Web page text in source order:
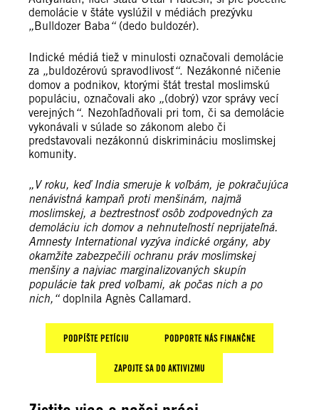
demolácie v štáte vyslúžil v médiách prezývku
„Bulldozer Baba “(dedo buldozér).
Indické médiá tiež v minulosti označovali demolácie
za „buldozérovú spravodlivosť“. Nezákonné ničenie
domov a podnikov, ktorými štát trestal moslimskú
populáciu, označovali ako „(dobrý) vzor správy vecí
verejných “. Nezohľadňovali pri tom, či sa demolácie
vykonávali v súlade so zákonom alebo či
predstavovali nezákonnú diskrimináciu moslimskej
komunity.
„V roku, keď India smeruje k voľbám, je pokračujúca
nenávistná kampaň proti menšinám, najmä
moslimskej, a beztrestnosť osôb zodpovedných za
demoláciu ich domov a nehnuteľností neprijateľná.
Amnesty International vyzýva indické orgány, aby
okamžite zabezpečili ochranu práv moslimskej
menšiny a najviac marginalizovaných skupín
populácie tak pred voľbami, ak počas nich a po
nich,“doplnila Agnès Callamard.
PODPÍŠTE PETÍCIU PODPORTE NÁS FINANČNE
ZAPOJTE SA DO AKTIVIZMU